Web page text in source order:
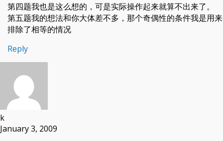
第四题我也是这么想的，可是实际操作起来就算不出来了。
第五题我的想法和你大体差不多，那个奇偶性的条件我是用来
排除了相等的情况
Reply
k
January 3, 2009